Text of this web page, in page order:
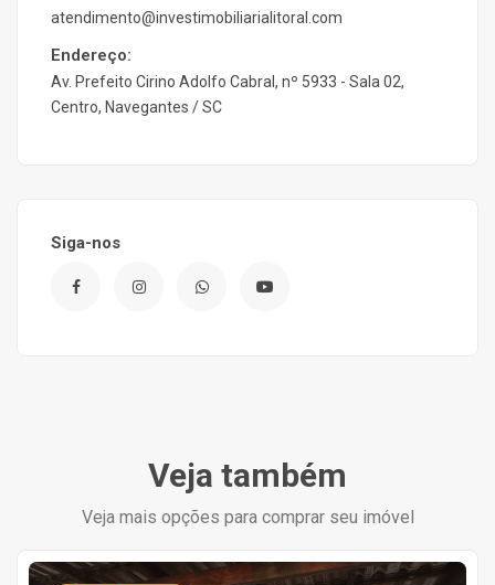
atendimento@investimobiliarialitoral.com
Endereço:
Av. Prefeito Cirino Adolfo Cabral, nº 5933 - Sala 02,
Centro, Navegantes / SC
Siga-nos
Veja também
Veja mais opções para comprar seu imóvel